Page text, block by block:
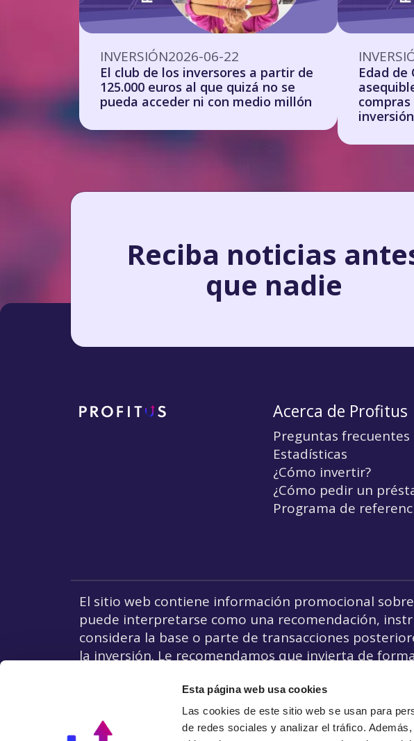
Esta página web usa cookies
Las cookies de este sitio web se usan para
de redes sociales y analizar el tráfico.
INVERSIÓN2026-06-22
El club de los inversores a partir de
125.000 euros al que quizá no se
pueda acceder ni con medio millón
Edad de
Reciba noticias
que nadie
Acerca de Profitus
Preguntas frecuentes
Estadísticas
¿Cómo invertir?
¿Cómo pedir un
Programa de
El sitio web contiene información promocional
puede interpretarse como una recomendación,
considera la base o parte de transacciones
la inversión. Le recomendamos que invierta de
Responsabilidad de los Inversores.